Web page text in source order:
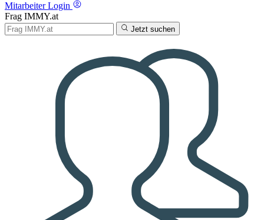
Mitarbeiter Login
Frag IMMY.at
Jetzt suchen